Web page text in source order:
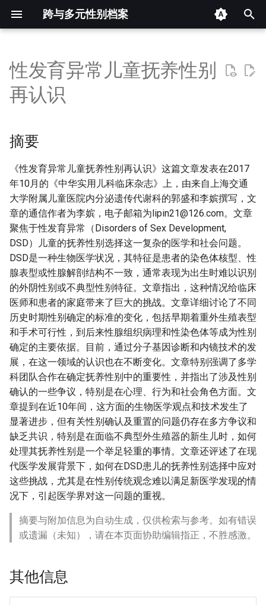
跨与多元性别档案
入
以
开
搜
索
摘要
正文
性发育异常儿童抚养性别
再认识
摘要
《性发育异常儿童抚养性别再认识》这篇文章发表在2017
年10月的《中华实用儿科临床杂志》上，由来自上海交通
大学附属儿童医院内分泌遗传代谢科的郭盛和李嫔撰写，文
章的通信作者为李嫔，电子邮箱为lipin21@126.com。文章
聚焦于性发育异常（Disorders of Sex Development,
DSD）儿童的抚养性别选择这一复杂的医学和社会问题。
DSD是一种生物医学状况，其特征是患者的染色体核型、性
腺表型或性腺解剖结构不一致，通常表现为出生时难以识别
的外阴性别或不典型性别特征。文章指出，这种情况给临床
医师和患者的家庭带来了巨大的挑战。文章详细讨论了不同
历史时期性别确定的标准的变化，包括早期着重外生殖表型
和手术可行性，到后来性腺组织病理和性染色体等成为性别
确定的主要依据。目前，通过分子基因诊断和内镜技术的发
展，在这一领域的认识也在不断变化。文章特别强调了多学
科团队合作在确定抚养性别中的重要性，并指出了涉及性别
确认的一些争议，特别是在心理、行为和社会角色方面。文
章提到在近10年间，这方面的生物医学观点和技术发生了
显著进步，但有关性别确认及重置的问题仍存在多方争议和
缺乏共识，特别是在面临不典型外生殖器的新生儿时，如何
处理其抚养性别是一个举足轻重的事情。文章还评述了在现
代医学发展背景下，如何在DSD患儿的抚养性别选择中应对
这些挑战，尤其是在性别传统观念难以满足新医学发现的情
况下，引起医学界对这一问题的重视。
摘要与附加信息为自动生成，仅供检索与参考。如有错误
或遗漏（未知），请在本页面协助编辑指正，不胜感激。
其他信息